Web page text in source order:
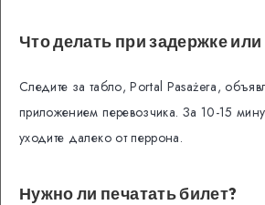
Что делать при задержке
Следите за табло, Portal Pasażera,
приложением перевозчика. За 10-15
уходите далеко от перрона.
Нужно ли печатать билет?